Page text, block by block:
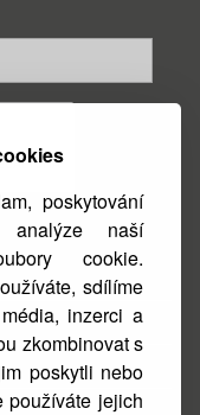
poskytování
naší
cookie.
sdílíme
inzerci a
zkombinovat s
poskytli nebo
používáte jejich